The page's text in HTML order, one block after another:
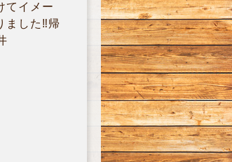
てイメー
ました‼︎帰